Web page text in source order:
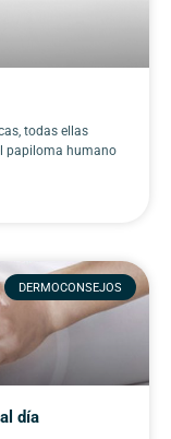
todas ellas
papiloma humano
DERMOCONSEJOS
día